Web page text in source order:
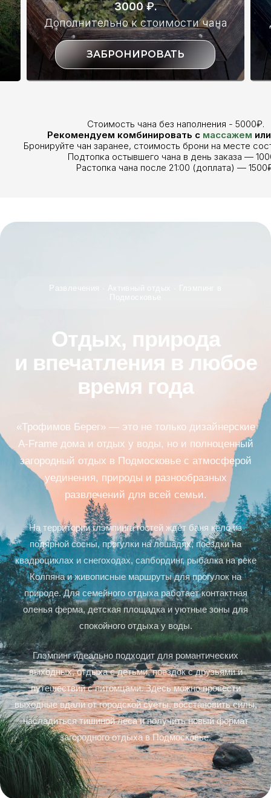
ЗАБРОНИРОВАТЬ
3000₽.
Дополнительно к стоимости чана
Стоимость чана без наполнения - 5000₽.
Рекомендуем комбинировать с массажем
Бронируйте чан заранее, стоимость брони на месте
Подтопка остывшего чана в день заказа —
Растопка чана после 21:00 (доплата) —
Развлечения · Активный отдых · Глэмпинг в
Отдых, природа
и впечатления в любое
время года
«Трофимов Берег» — это не только дизайнерские
A-Frame дома и отдых у воды, но и полноценный
загородный отдых в Подмосковье с атмосферой
уединения, природы и разнообразных
развлечений для всей семьи.
На территории глэмпинга гостей ждёт баня кело из
полярной сосны, прогулки на лошадях, поездки на
квадроциклах и снегоходах, сапбординг, рыбалка на реке
Колпяна и живописные маршруты для прогулок на
природе. Для семейного отдыха работает контактная
оленья ферма, детская площадка и уютные зоны для
спокойного отдыха у воды.
Глэмпинг идеально подходит для романтических
выходных, отдыха с детьми, поездок с друзьями и
путешествий с питомцами. Здесь можно провести
выходные вдали от городской суеты, восстановить силы,
насладиться тишиной леса и получить новый формат
загородного отдыха в Подмосковье.